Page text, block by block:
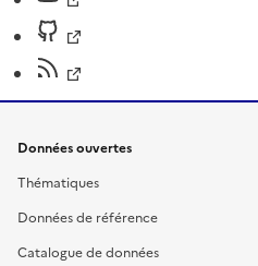
Données ouvertes
Thématiques
Données de référence
Catalogue de données